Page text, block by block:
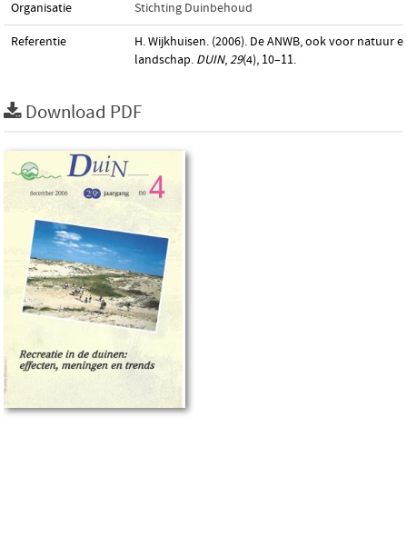
Organisatie Stichting Duinbehoud
Referentie
H. Wijkhuisen. (2006). De ANWB, ook voor natuur
landschap. DUIN,29(4), 10–11.
Download PDF